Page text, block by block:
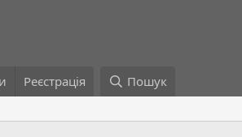
Реєстрація Пошук